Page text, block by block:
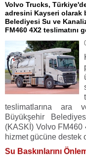
Volvo Trucks,
adresini Kayseri olarak
Belediyesi Su ve
FM460 4X2 teslimatını
teslimatlarına ara
Büyükşehir
(KASKİ) Volvo FM460
hizmet gücüne destek
Su Baskınlarını